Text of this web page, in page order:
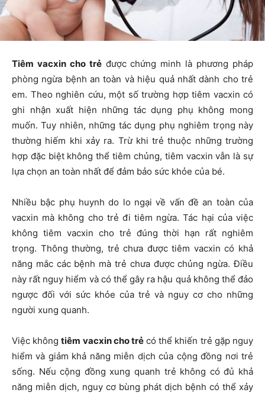
Tiêm vacxin cho trẻđược chứng minh là phương pháp
phòng ngừa bệnh an toàn và hiệu quả nhất dành cho trẻ
em. Theo nghiên cứu, một số trường hợp tiêm vacxin có
ghi nhận xuất hiện những tác dụng phụ không mong
muốn. Tuy nhiên, những tác dụng phụ nghiêm trọng này
thường hiếm khi xảy ra. Trừ khi trẻ thuộc những trường
hợp đặc biệt không thể tiêm chủng, tiêm vacxin vẫn là sự
lựa chọn an toàn nhất để đảm bảo sức khỏe của bé.
Nhiều bậc phụ huynh do lo ngại về vấn đề an toàn của
vacxin mà không cho trẻ đi tiêm ngừa. Tác hại của việc
không tiêm vacxin cho trẻ đúng thời hạn rất nghiêm
trọng. Thông thường, trẻ chưa được tiêm vacxin có khả
năng mắc các bệnh mà trẻ chưa được chủng ngừa. Điều
này rất nguy hiểm và có thể gây ra hậu quả không thể đảo
ngược đối với sức khỏe của trẻ và nguy cơ cho những
người xung quanh.
Việc khôngtiêm vacxin cho trẻcó thể khiến trẻ gặp nguy
hiểm và giảm khả năng miễn dịch của cộng đồng nơi trẻ
sống. Nếu cộng đồng xung quanh trẻ không có đủ khả
năng miễn dịch, nguy cơ bùng phát dịch bệnh có thể xảy